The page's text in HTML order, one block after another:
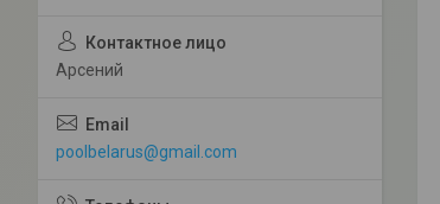
Арсений
poolbelarus@gmail.com